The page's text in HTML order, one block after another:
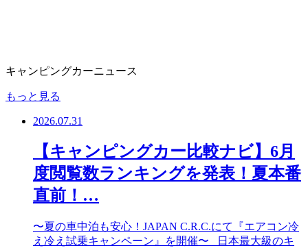
キャンピングカーニュース
もっと見る
2026.07.31
【キャンピングカー比較ナビ】6月
度閲覧数ランキングを発表！夏本番
直前！…
〜夏の車中泊も安心！JAPAN C.R.C.にて『エアコン冷
え冷え試乗キャンペーン』を開催〜 日本最大級のキ